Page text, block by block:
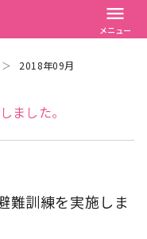
menu
メニュー
＞ 2018年09月
ました。
難訓練を実施しま